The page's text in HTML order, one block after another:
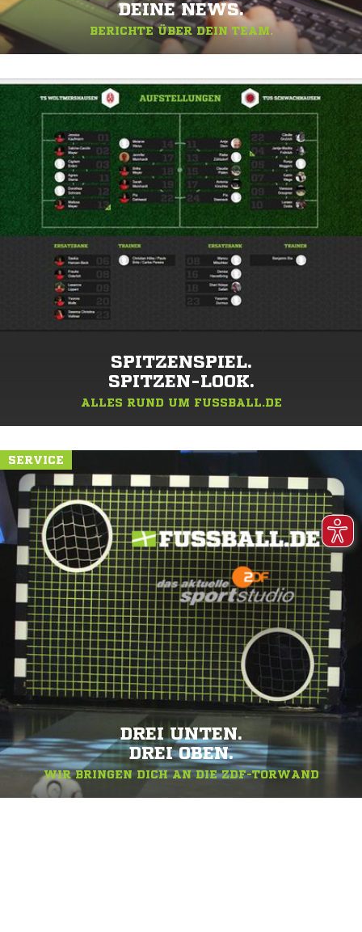
DEINE NEWS.
BERICHTE ÜBER DEIN TEAM.
SPITZENSPIEL.
SPITZEN-LOOK.
ALLES RUND UM FUSSBALL.DE
SERVICE
DREI UNTEN.
DREI OBEN.
WIR BRINGEN DICH AN DIE ZDF-TORWAND